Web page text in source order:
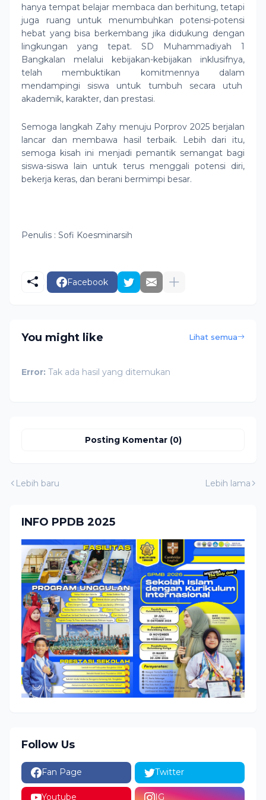
hanya tempat belajar membaca dan berhitung, tetapi
juga ruang untuk menumbuhkan potensi-potensi
hebat yang bisa berkembang jika didukung dengan
lingkungan yang tepat. SD Muhammadiyah 1
Bangkalan melalui kebijakan-kebijakan inklusifnya,
telah membuktikan komitmennya dalam
mendampingi siswa untuk tumbuh secara utuh
akademik, karakter, dan prestasi.
Semoga langkah Zahy menuju Porprov 2025 berjalan
lancar dan membawa hasil terbaik. Lebih dari itu,
semoga kisah ini menjadi pemantik semangat bagi
siswa-siswa lain untuk terus menggali potensi diri,
bekerja keras, dan berani bermimpi besar.
Penulis : Sofi Koesminarsih
Facebook
You might like Lihat semua
Error: Tak ada hasil yang ditemukan
Posting Komentar (0)
Lebih baru Lebih lama
INFO PPDB 2025
Follow Us
Fan Page Twitter
Youtube IG